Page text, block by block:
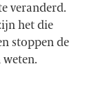
veranderd.
het die
stoppen de